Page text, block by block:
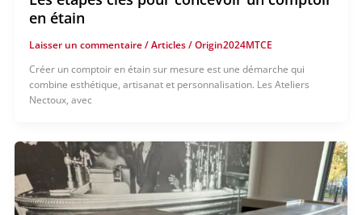
en étain
Laisser un commentaire/Articles/Origin2024MTCE
Créer un comptoir en étain sur mesure est une démarche qui
combine esthétique, artisanat et personnalisation. Les Ateliers
Nectoux, avec